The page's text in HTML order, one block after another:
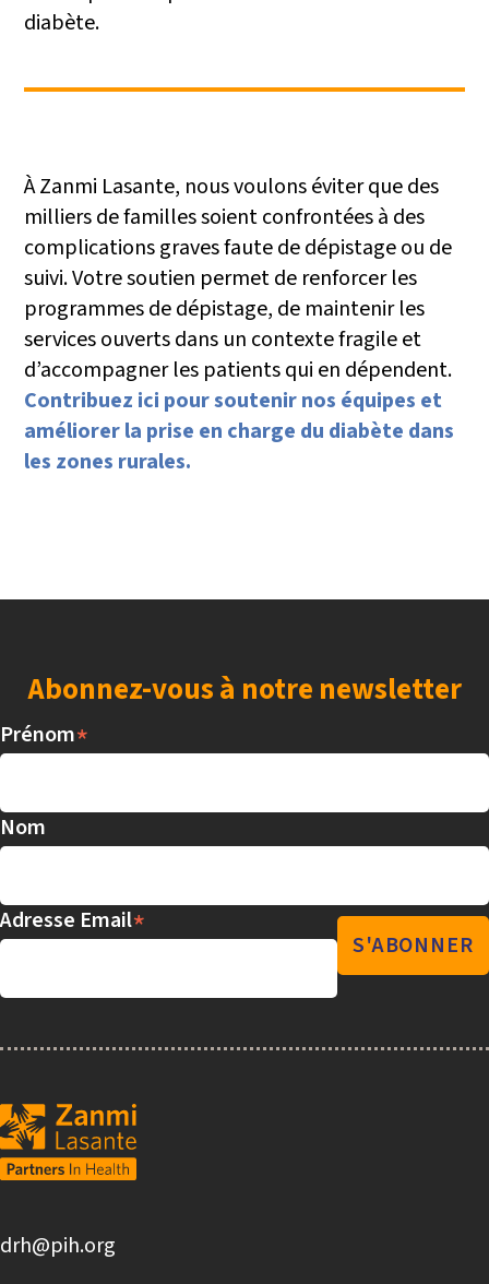
diabète.
À Zanmi Lasante, nous voulons éviter que des
milliers de familles soient confrontées à des
complications graves faute de dépistage ou de
suivi. Votre soutien permet de renforcer les
programmes de dépistage, de maintenir les
services ouverts dans un contexte fragile et
d’accompagner les patients qui en dépendent.
Contribuez ici pour soutenir nos équipes et
améliorer la prise en charge du diabète dans
les zones rurales.
Abonnez-vous à notre newsletter
Prénom*
Nom
Adresse Email*
drh@pih.org